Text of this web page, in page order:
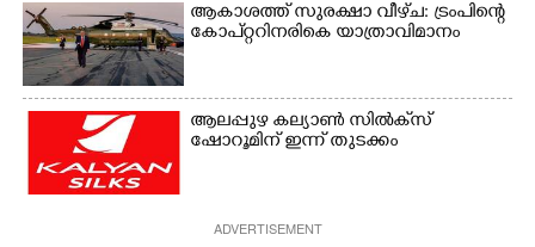
ആകാശത്ത് സുരക്ഷാ വീഴ്‌ച: ട്രംപിന്റെ
കോ‌പ്‌റ്ററിനരികെ യാത്രാവിമാനം
ആലപ്പുഴ കല്യാൺ സിൽക്‌സ്
ഷോറൂമിന് ഇന്ന് തുടക്കം
ADVERTISEMENT